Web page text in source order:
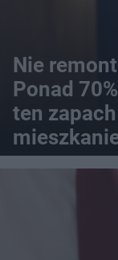
Nie
Ponad
ten